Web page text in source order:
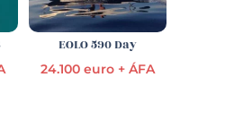
EOLO 590 Day
24.100 euro + ÁFA